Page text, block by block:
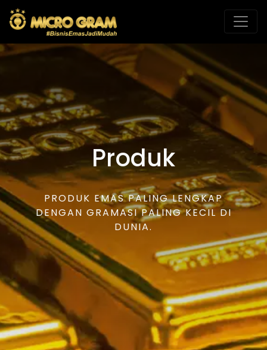
Produk
PRODUK EMAS PALING LENGKAP
DENGAN GRAMASI PALING KECIL DI
DUNIA.